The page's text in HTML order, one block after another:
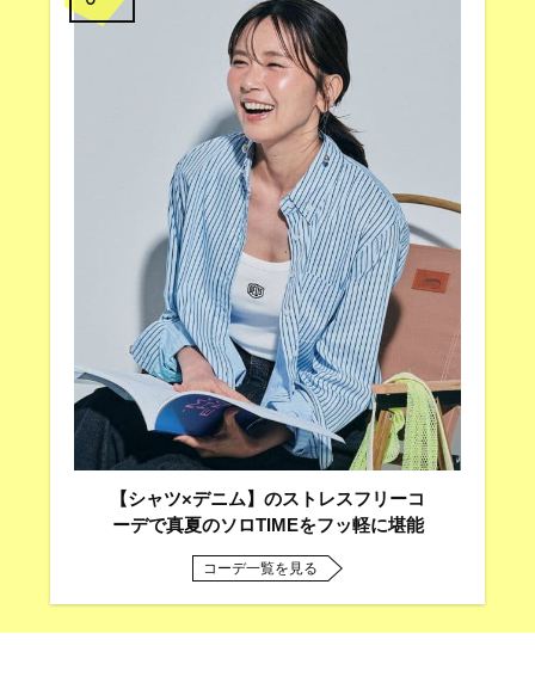
【シャツ×デニム】のストレスフリーコ
ーデで真夏のソロTIMEをフッ軽に堪能
コーデ一覧を見る